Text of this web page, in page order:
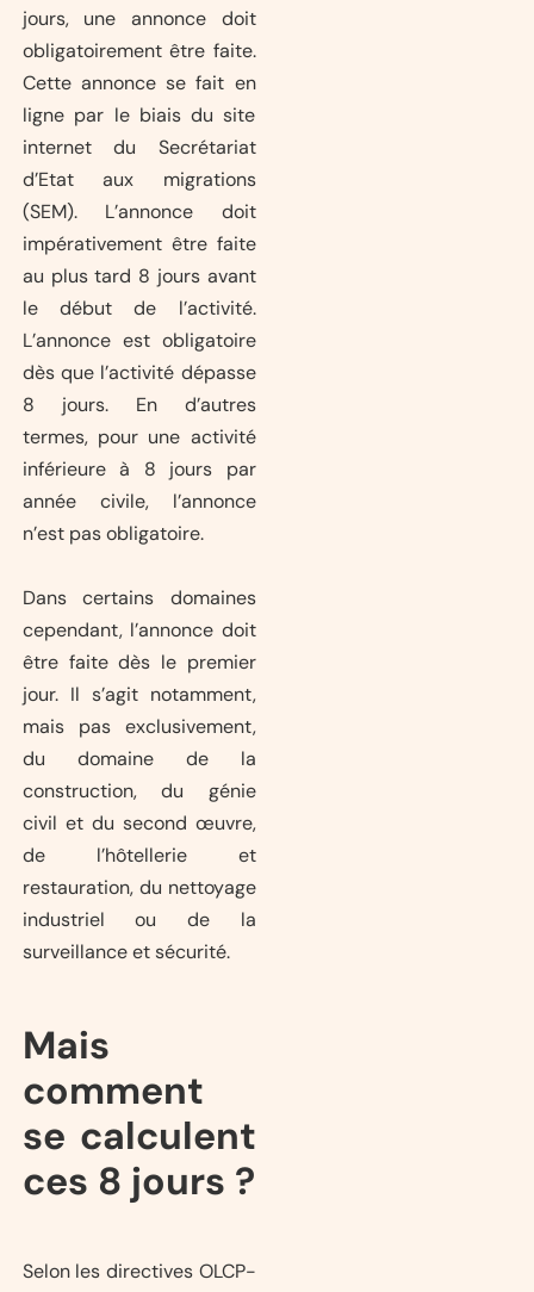
jours, une annonce doit
obligatoirement être faite.
Cette annonce se fait en
ligne par le biais du site
internet du Secrétariat
d’Etat aux migrations
(SEM). L’annonce doit
impérativement être faite
au plus tard 8 jours avant
le début de l’activité.
L’annonce est obligatoire
dès que l’activité dépasse
8 jours. En d’autres
termes, pour une activité
inférieure à 8 jours par
année civile, l’annonce
n’est pas obligatoire.
Dans certains domaines
cependant, l’annonce doit
être faite dès le premier
jour. Il s’agit notamment,
mais pas exclusivement,
du domaine de la
construction, du génie
civil et du second œuvre,
de l’hôtellerie et
restauration, du nettoyage
industriel ou de la
surveillance et sécurité.
Mais
comment
se calculent
ces 8 jours ?
Selon les directives OLCP-